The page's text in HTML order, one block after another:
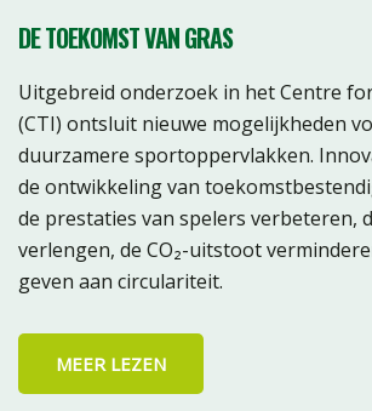
DE TOEKOMST VAN GRAS
Uitgebreid onderzoek in het Centre
(CTI) ontsluit nieuwe mogelijkheden
duurzamere sportoppervlakken.
de ontwikkeling van
de prestaties van spelers verbeteren,
verlengen, de CO₂-uitstoot
geven aan circulariteit.
MEER LEZEN